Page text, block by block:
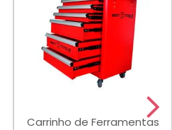
Carrinho de Ferramentas